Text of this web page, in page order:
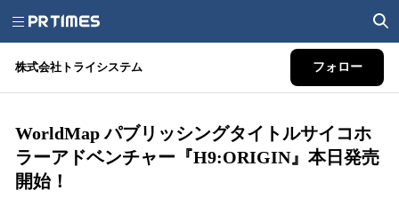
株式会社トライシステム フォロー
WorldMap パブリッシングタイトルサイコホ
ラーアドベンチャー『H9:ORIGIN』本日発売
開始！